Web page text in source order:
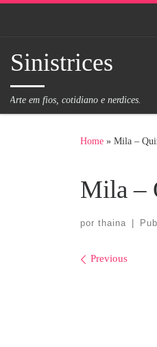
Sinistrices
Arte em fios, cotidiano e nerdices.
Home » Mila –
Mila –
por thaina
Images
Previous